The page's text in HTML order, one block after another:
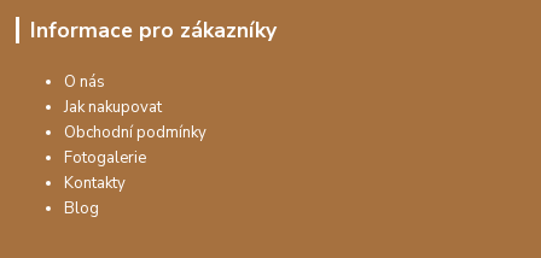
Informace pro zákazníky
O nás
Jak nakupovat
Obchodní podmínky
Fotogalerie
Kontakty
Blog